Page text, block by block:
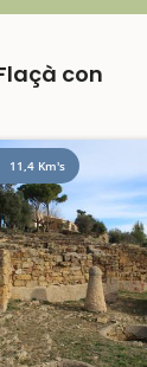
con
11,4 Km's